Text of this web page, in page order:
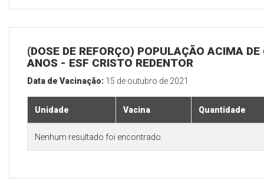
(DOSE DE REFORÇO) POPULAÇÃO ACIMA DE
ANOS - ESF CRISTO REDENTOR
Data de Vacinação: 15 de outubro de 2021
Unidade Vacina Quantidade
Nenhum resultado foi encontrado.